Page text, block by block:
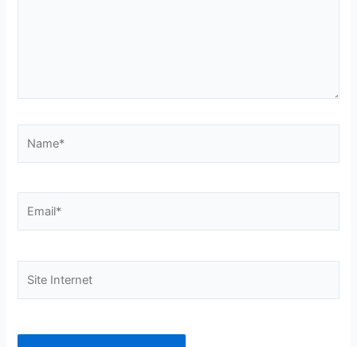
Internet